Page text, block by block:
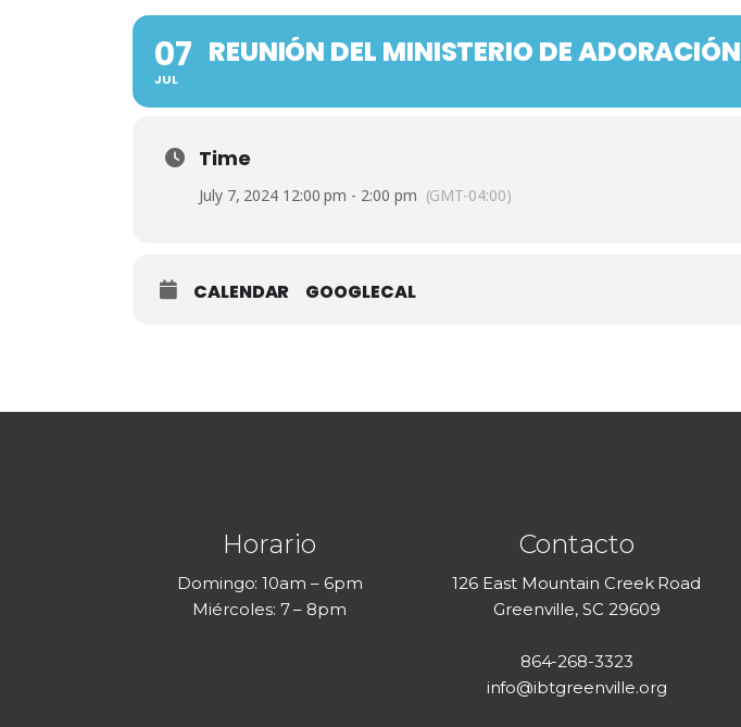
07
JUL
REUNIÓN DEL MINISTERIO DE ADORACIÓN
Time
July 7, 2024 12:00 pm - 2:00 pm (GMT-04:00)
CALENDAR GOOGLECAL
Horario
Domingo: 10am – 6pm
Miércoles: 7 – 8pm
Contacto
126 East Mountain Creek Road
Greenville, SC 29609
864-268-3323
info@ibtgreenville.org